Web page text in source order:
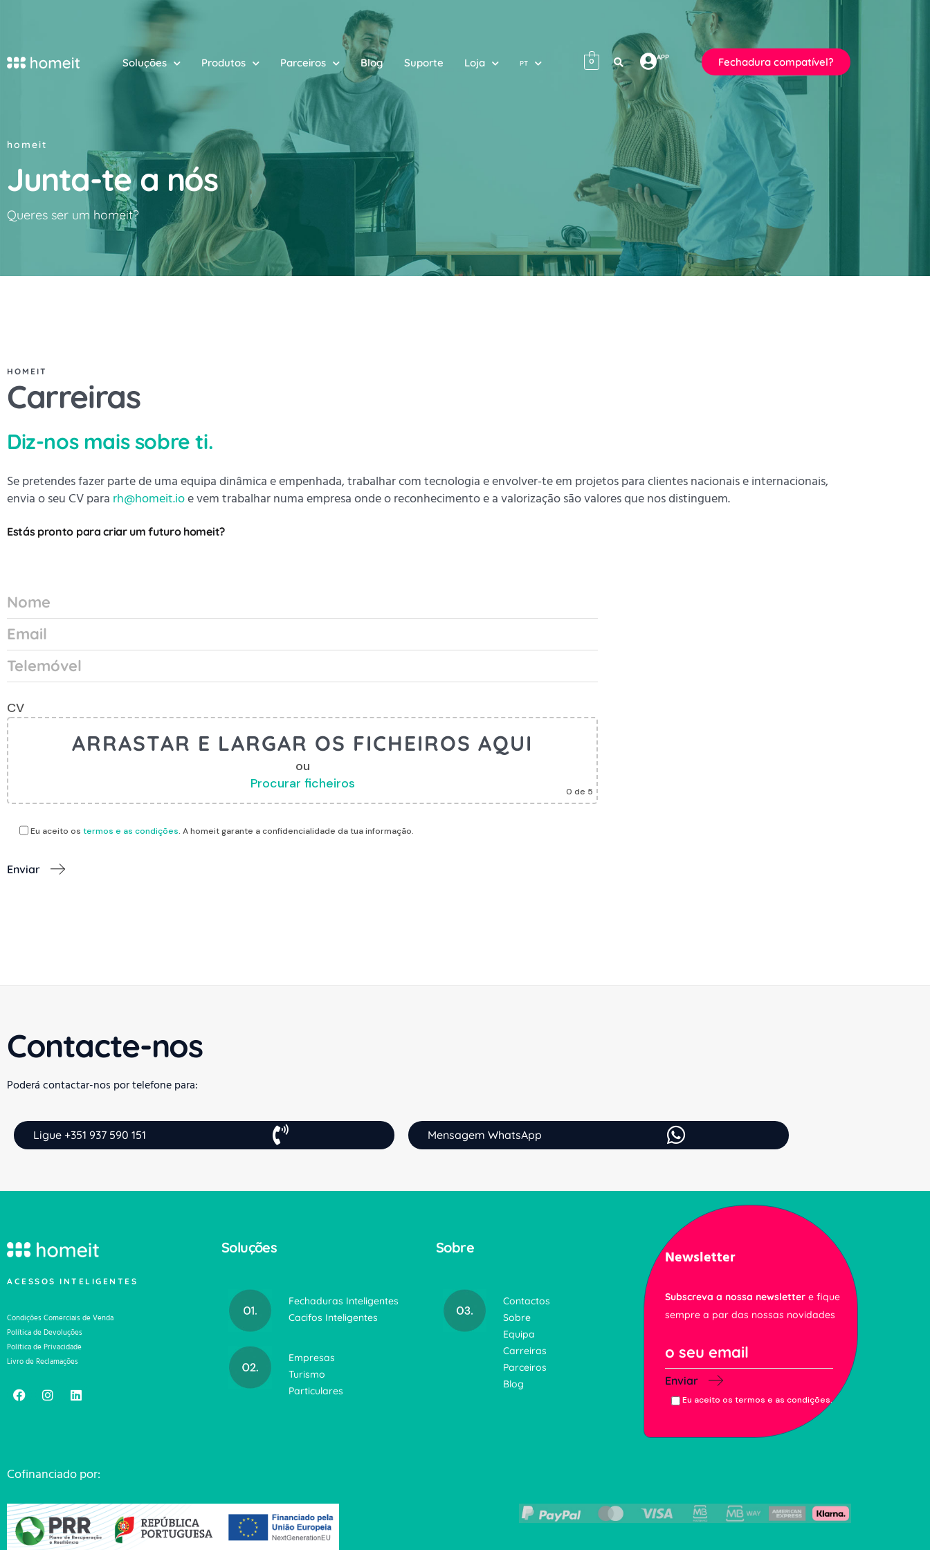
Soluções Produtos Parceiros Blog Suporte Loja PT 0
APP Fechadura compatível?
homeit
Junta-te a nós
Queres ser um homeit?
HOMEIT
Carreiras
Diz-nos mais sobre ti.
Se pretendes fazer parte de uma equipa dinâmica e empenhada, trabalhar com tecnologia e envolver-te em projetos para clientes nacionais e internacionais,
envia o seu CV para rh@homeit.ioe vem trabalhar numa empresa onde o reconhecimento e a valorização são valores que nos distinguem.
Estás pronto para criar um futuro homeit?
CV
ARRASTAR E LARGAR OS FICHEIROS AQUI
ou
Procurar ficheiros
0 de 5
Eu aceito ostermos e as condições. A homeit garante a confidencialidade da tua informação.
Enviar
Contacte-nos
Poderá contactar-nos por telefone para:
Ligue +351 937 590 151 Mensagem WhatsApp
ACESSOS INTELIGENTES
Condições Comerciais de Venda
Política de Devoluções
Política de Privacidade
Livro de Reclamações
Soluções
Fechaduras Inteligentes
Cacifos Inteligentes
Empresas
Turismo
Particulares
Sobre
Contactos
Sobre
Equipa
Carreiras
Parceiros
Blog
Newsletter
Subscreva a nossa newsletter e fique
sempre a par das nossas novidades
Enviar
Eu aceito os termos e as condições.
Cofinanciado por: